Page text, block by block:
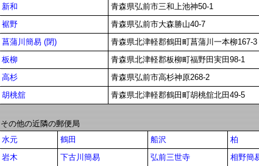
新和
青森県弘前市三和上池神50-1
裾野
青森県弘前市大森勝山40-7
菖蒲川簡易 (閉)
青森県北津軽郡鶴田町菖蒲川一本柳167-3
板柳
青森県北津軽郡板柳町福野田実田98-1
高杉
青森県弘前市高杉神原268-2
胡桃舘
青森県北津軽郡鶴田町胡桃舘北田49-5
その他の近隣の郵便局
水元
鶴田 船沢 柏
岩木
下古川簡易 弘前三世寺 相野簡